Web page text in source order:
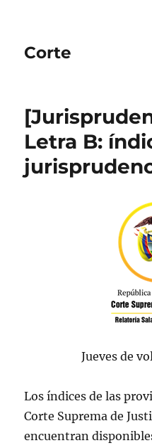
Corte
Letra B:
Jueves de
Los índices de las
Corte Suprema de
encuentran